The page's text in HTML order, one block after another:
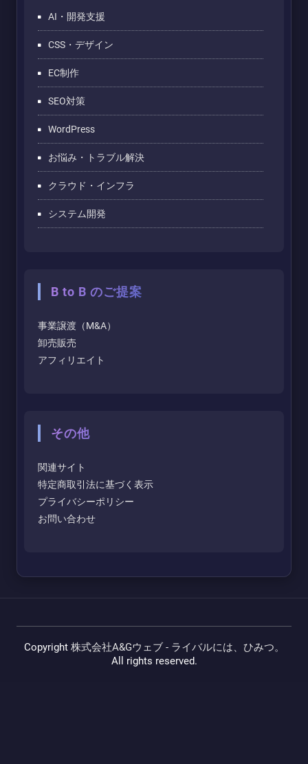
AI・開発支援
CSS・デザイン
EC制作
SEO対策
WordPress
お悩み・トラブル解決
クラウド・インフラ
システム開発
B to B のご提案
事業譲渡（M&A）
卸売販売
アフィリエイト
その他
関連サイト
特定商取引法に基づく表示
プライバシーポリシー
お問い合わせ
Copyright 株式会社A&Gウェブ - ライバルには、ひみつ。
All rights reserved.